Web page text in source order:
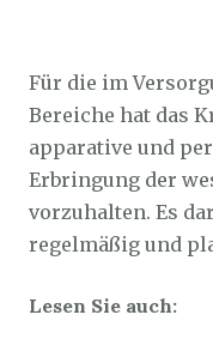
Für die im
Bereiche hat das
apparative und
Erbringung der
vorzuhalten. Es
regelmäßig und
Lesen Sie auch: